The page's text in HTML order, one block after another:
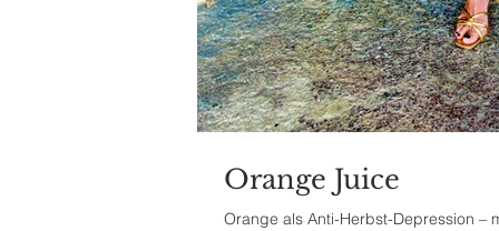
Orange Juice
Orange als Anti-Herbst-Depression –